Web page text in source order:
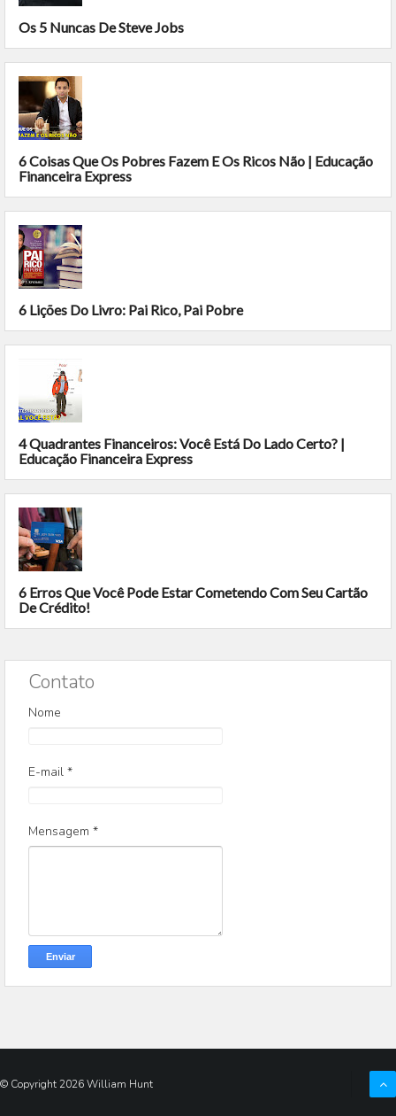
Os 5 Nuncas De Steve Jobs
6 Coisas Que Os Pobres Fazem E Os Ricos Não | Educação
Financeira Express
6 Lições Do Livro: Pai Rico, Pai Pobre
4 Quadrantes Financeiros: Você Está Do Lado Certo? |
Educação Financeira Express
6 Erros Que Você Pode Estar Cometendo Com Seu Cartão
De Crédito!
Contato
Nome
E-mail *
Mensagem *
© Copyright2026William Hunt